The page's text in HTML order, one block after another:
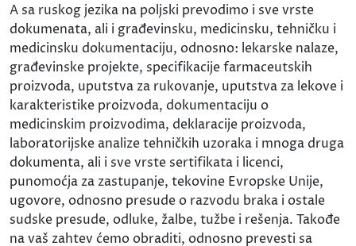
A sa ruskog jezika na poljski prevodimo i sve vrste
dokumenata, ali i građevinsku, medicinsku, tehničku i
medicinsku dokumentaciju, odnosno: lekarske nalaze,
građevinske projekte, specifikacije farmaceutskih
proizvoda, uputstva za rukovanje, uputstva za lekove i
karakteristike proizvoda, dokumentaciju o
medicinskim proizvodima, deklaracije proizvoda,
laboratorijske analize tehničkih uzoraka i mnoga druga
dokumenta, ali i sve vrste sertifikata i licenci,
punomoćja za zastupanje, tekovine Evropske Unije,
ugovore, odnosno presude o razvodu braka i ostale
sudske presude, odluke, žalbe, tužbe i rešenja. Takođe
na vaš zahtev ćemo obraditi, odnosno prevesti sa